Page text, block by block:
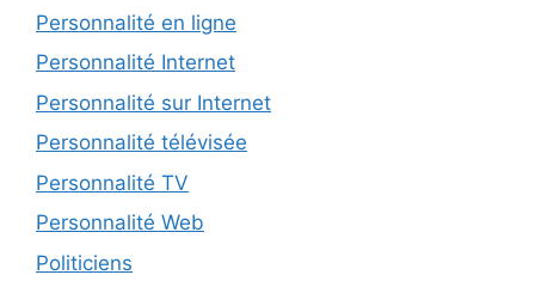
Personnalité en ligne
Personnalité Internet
Personnalité sur Internet
Personnalité télévisée
Personnalité TV
Personnalité Web
Politiciens